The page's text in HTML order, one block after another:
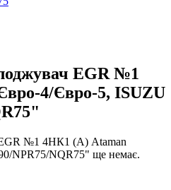
EGR №1
4/Євро-5, ISUZU
№1 4НК1 (А) Ataman
NPR75/NQR75" ще немає.